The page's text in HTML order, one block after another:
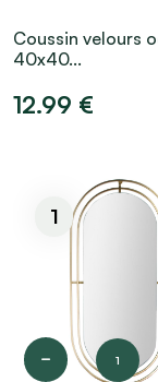
Coussin velours
40x40...
12.99 €
1
1